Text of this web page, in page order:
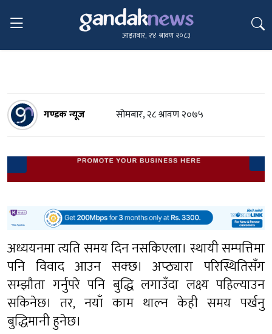
आइतबार, २४ श्रावण २०८३
गण्डक न्यूज सोमबार, २८ श्रावण २०७५
अध्ययनमा त्यति समय दिन नसकिएला। स्थायी सम्पत्तिमा
पनि विवाद आउन सक्छ। अप्ठ्यारा परिस्थितिसँग
सम्झौता गर्नुपरे पनि बुद्धि लगाउँदा लक्ष्य पहिल्याउन
सकिनेछ। तर, नयाँ काम थाल्न केही समय पर्खनु
बुद्धिमानी हुनेछ।